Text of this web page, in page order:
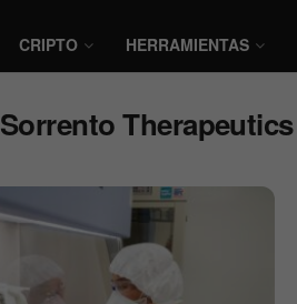
CRIPTO HERRAMIENTAS
Sorrento Therapeutics